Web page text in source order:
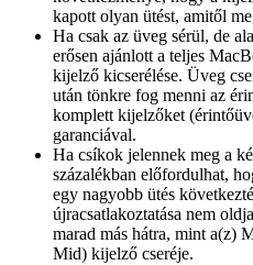
kapott olyan ütést, amitől
Ha csak az üveg sérül, de
erősen ajánlott a teljes
kijelző kicserélése. Üveg
után tönkre fog menni az
komplett kijelzőket
garanciával.
Ha csíkok jelennek meg a
százalékban előfordulhat,
egy nagyobb ütés
újracsatlakoztatása nem
marad más hátra, mint a(z)
Mid) kijelző cseréje.